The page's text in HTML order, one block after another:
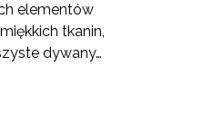
elementów
tkanin,
dywany…